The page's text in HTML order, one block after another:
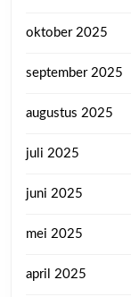
oktober 2025
september 2025
augustus 2025
juli 2025
juni 2025
mei 2025
april 2025